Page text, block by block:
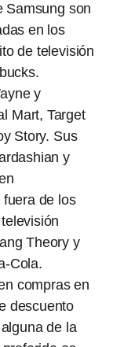
Samsung son
en los
de televisión
y
Mart, Target
Story. Sus
y
de los
Theory y
Cola.
compras en
descuento
de la